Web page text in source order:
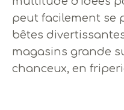
peut facilement se
bêtes
magasins grande
chanceux, en